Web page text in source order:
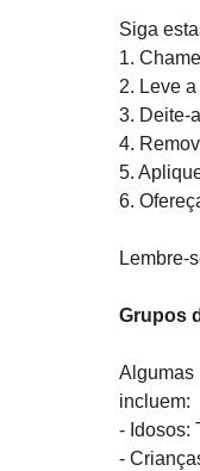
Siga
1.
2. Leve
3. Deite-
4.
5.
6.
Lembre-
Grupos
incluem:
- Idosos:
-